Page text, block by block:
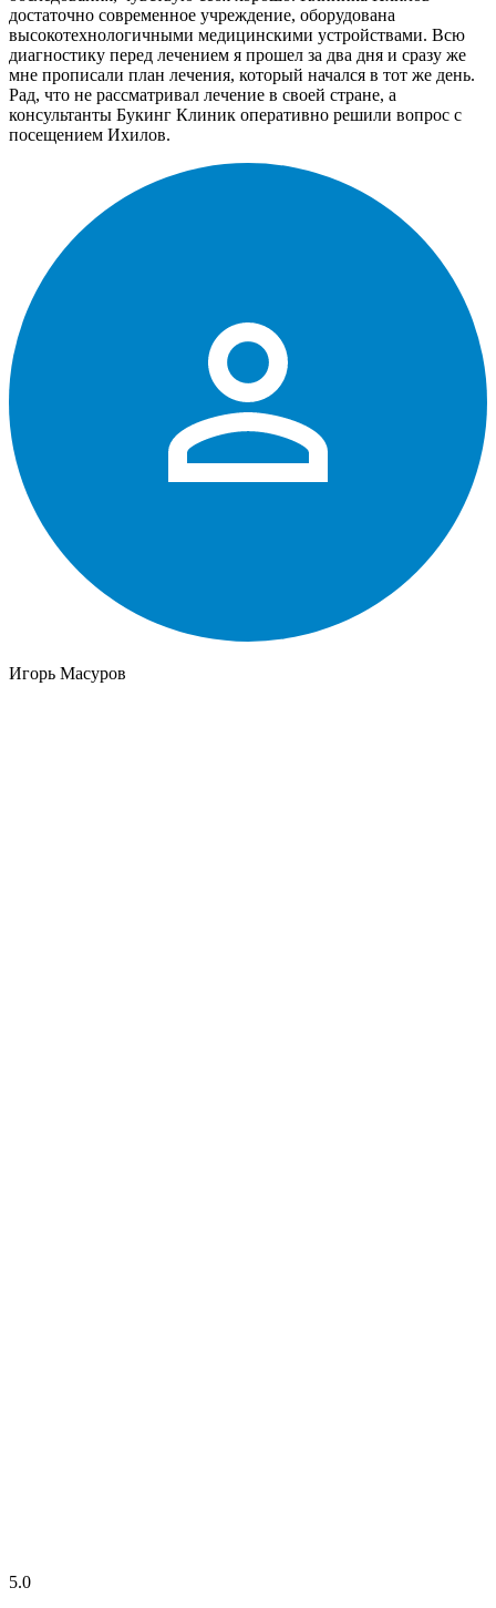
достаточно современное учреждение, оборудована
высокотехнологичными медицинскими устройствами. Всю
диагностику перед лечением я прошел за два дня и сразу же
мне прописали план лечения, который начался в тот же день.
Рад, что не рассматривал лечение в своей стране, а
консультанты Букинг Клиник оперативно решили вопрос с
посещением Ихилов.
Игорь Масуров
5.0